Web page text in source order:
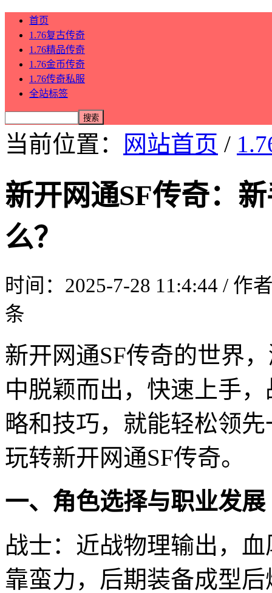
首页
1.76复古传奇
1.76精品传奇
1.76金币传奇
1.76传奇私服
全站标签
当前位置： 网站首页 /
新开网通SF传奇：
么？
时间：2025-7-28 11:4:44 / 作
条
新开网通SF传奇的世界
中脱颖而出，快速上手
略和技巧，就能轻松领
玩转新开网通SF传奇。
一、角色选择与职业发展
战士：近战物理输出，
靠蛮力，后期装备成型